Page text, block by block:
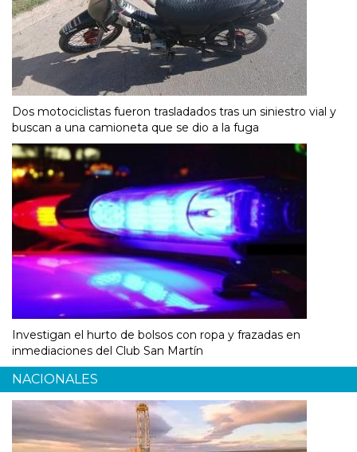
Dos motociclistas fueron trasladados tras un siniestro vial y
buscan a una camioneta que se dio a la fuga
Investigan el hurto de bolsos con ropa y frazadas en
inmediaciones del Club San Martín
NACIONALES